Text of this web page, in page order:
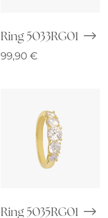
Ring 5033RG01
99,90 €
Ring 5035RG01